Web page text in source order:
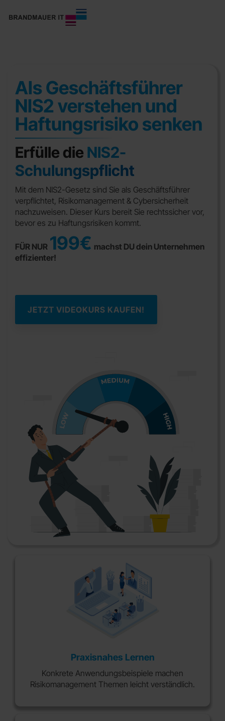
Als Geschäftsführer
NIS2 verstehen und
Haftungsrisiko senken
Erfülle die NIS2-
Schulungspflicht
Mit dem NIS2-Gesetz sind Sie als Geschäftsführer
verpflichtet, Risikomanagement & Cybersicherheit
nachzuweisen. Dieser Kurs bereit Sie rechtssicher vor,
bevor es zu Haftungsrisiken kommt.
FÜR NUR 199€ machst DU dein Unternehmen
effizienter!
JETZT VIDEOKURS KAUFEN!
Praxisnahes Lernen
Konkrete Anwendungsbeispiele machen
Risikomanagement Themen leicht verständlich.